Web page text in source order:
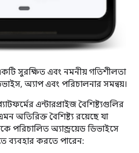
একটি সুরক্ষিত এবং নমনীয় গতিশীলতা
অ্যাপ এবং পরিচালনার সমন্বয়।
এন্টারপ্রাইজ বৈশিষ্ট্যগুলির
অতিরিক্ত বৈশিষ্ট্য রয়েছে যা
পরিচালিত অ্যান্ড্রয়েড ডিভাইসে
ব্যবহার করতে পারেন: